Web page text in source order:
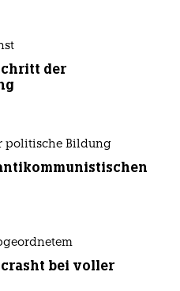
der
politische Bildung
crasht bei voller